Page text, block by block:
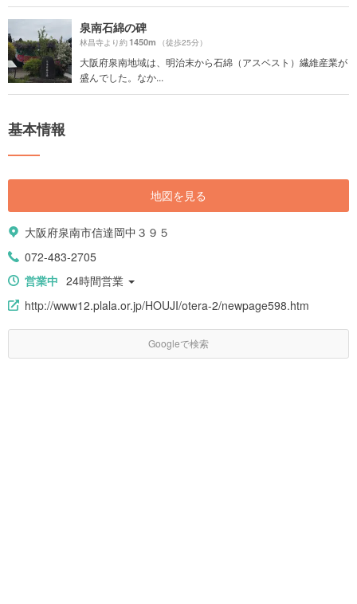
泉南石綿の碑
林昌寺より約1450m （徒歩25分）
大阪府泉南地域は、明治末から石綿（アスベスト）繊維産業が
盛んでした。なか...
基本情報
地図を見る
大阪府泉南市信達岡中３９５
072-483-2705
営業中 24時間営業
http://www12.plala.or.jp/HOUJI/otera-2/newpage598.htm
Googleで検索